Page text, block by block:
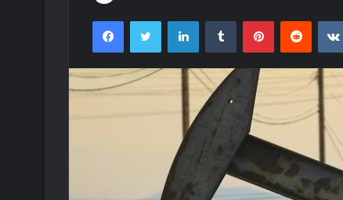
FacebookTwitter LinkedInTumblr PinterestReddit